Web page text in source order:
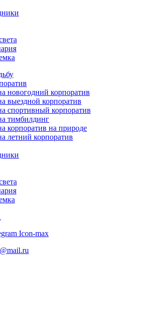
новогодний корпоратив
выездной корпоратив
спортивный корпоратив
тимбилдинг
корпоратив на природе
летний корпоратив
Icon-max